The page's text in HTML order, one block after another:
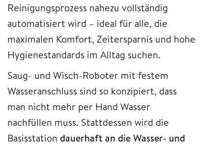
Reinigungsprozess nahezu vollständig
automatisiert wird – ideal für alle, die
maximalen Komfort, Zeitersparnis und hohe
Hygienestandards im Alltag suchen.
Saug- und Wisch-Roboter mit festem
Wasseranschluss sind so konzipiert, dass
man nicht mehr per Hand Wasser
nachfüllen muss. Stattdessen wird die
Basisstation dauerhaft an die Wasser- und